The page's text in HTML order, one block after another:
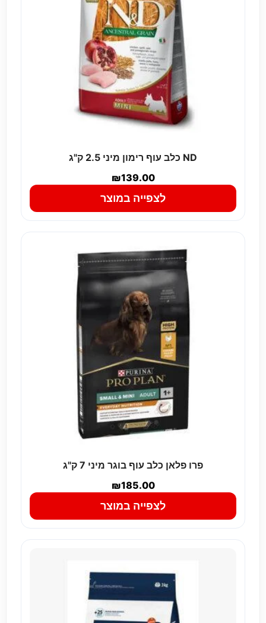
ND כלב עוף רימון מיני 2.5 ק"ג
₪139.00
לצפייה במוצר
פרו פלאן כלב עוף בוגר מיני 7 ק"ג
₪185.00
לצפייה במוצר